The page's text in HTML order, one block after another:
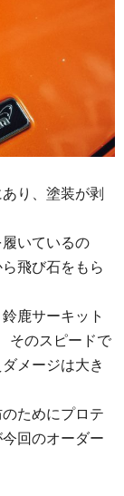
り、塗装が剥
いているの
飛び石をもら
鹿サーキット
そのスピードで
メージは大き
ためにプロテ
回のオーダー